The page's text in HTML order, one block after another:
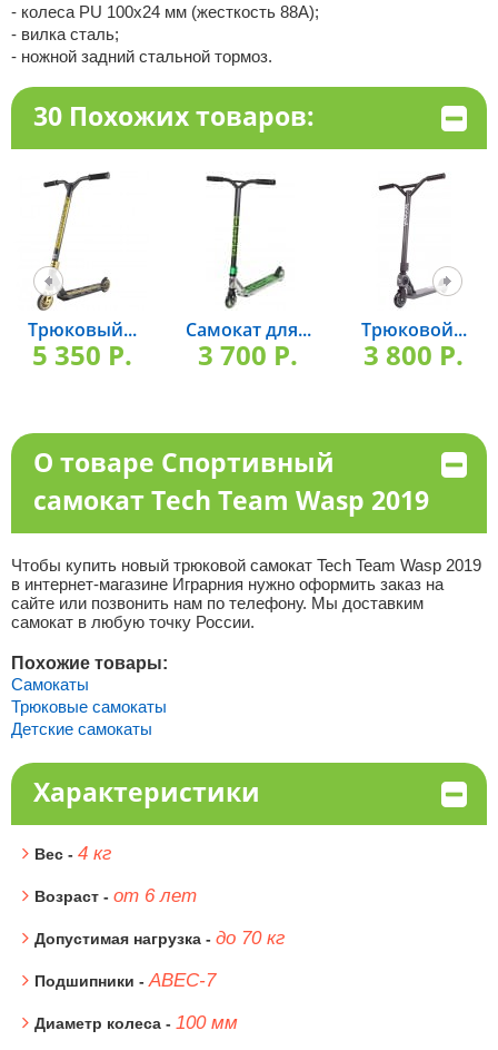
- колеса PU 100х24 мм (жесткость 88А);
- вилка сталь;
- ножной задний стальной тормоз.
30 Похожих товаров:
Трюковый...
5 350 P.
Самокат для...
3 700 P.
Трюковой...
3 800 P.
О товаре Спортивный
самокат Tech Team Wasp 2019
Чтобы купить новый трюковой самокат Tech Team Wasp 2019
в интернет-магазине Играрния нужно оформить заказ на
сайте или позвонить нам по телефону. Мы доставким
самокат в любую точку России.
Похожие товары:
Самокаты
Трюковые самокаты
Детские самокаты
Характеристики
Вес - 4 кг
Возраст - от 6 лет
Допустимая нагрузка - до 70 кг
Подшипники - ABEC-7
Диаметр колеса - 100 мм